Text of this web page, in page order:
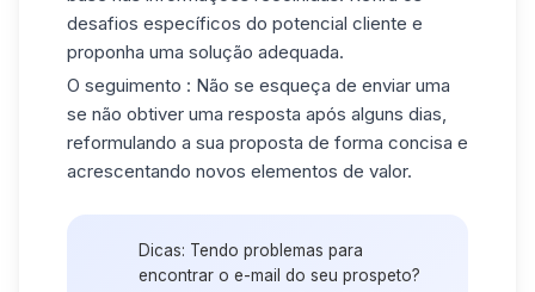
desafios específicos do potencial cliente e
proponha uma solução adequada.
O seguimento : Não se esqueça de enviar uma
se não obtiver uma resposta após alguns dias,
reformulando a sua proposta de forma concisa e
acrescentando novos elementos de valor.
Dicas: Tendo problemas para
encontrar o e-mail do seu prospeto?